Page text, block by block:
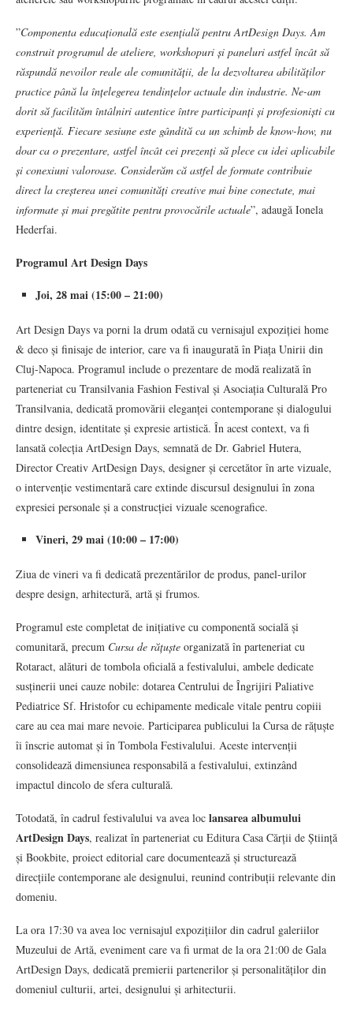
”Componenta educațională este esențială pentru ArtDesign Days. Am
construit programul de ateliere, workshopuri și paneluri astfel încât să
răspundă nevoilor reale ale comunității, de la dezvoltarea abilităților
practice până la înțelegerea tendințelor actuale din industrie. Ne-am
dorit să facilităm întâlniri autentice între participanți și profesioniști cu
experiență. Fiecare sesiune este gândită ca un schimb de know-how, nu
doar ca o prezentare, astfel încât cei prezenți să plece cu idei aplicabile
și conexiuni valoroase. Considerăm că astfel de formate contribuie
direct la creșterea unei comunități creative mai bine conectate, mai
informate și mai pregătite pentru provocările actuale”, adaugă Ionela
Hederfai.
Programul Art Design Days
Joi, 28 mai (15:00 – 21:00)
Art Design Days va porni la drum odată cu vernisajul expoziției home
& deco și finisaje de interior, care va fi inaugurată în Piața Unirii din
Cluj-Napoca. Programul include o prezentare de modă realizată în
parteneriat cu Transilvania Fashion Festival și Asociația Culturală Pro
Transilvania, dedicată promovării eleganței contemporane și dialogului
dintre design, identitate și expresie artistică. În acest context, va fi
lansată colecția ArtDesign Days, semnată de Dr. Gabriel Hutera,
Director Creativ ArtDesign Days, designer și cercetător în arte vizuale,
o intervenție vestimentară care extinde discursul designului în zona
expresiei personale și a construcției vizuale scenografice.
Vineri, 29 mai (10:00 – 17:00)
Ziua de vineri va fi dedicată prezentărilor de produs, panel-urilor
despre design, arhitectură, artă și frumos.
Programul este completat de inițiative cu componentă socială și
comunitară, precum Cursa de rățuște organizată în parteneriat cu
Rotaract, alături de tombola oficială a festivalului, ambele dedicate
susținerii unei cauze nobile: dotarea Centrului de Îngrijiri Paliative
Pediatrice Sf. Hristofor cu echipamente medicale vitale pentru copiii
care au cea mai mare nevoie. Participarea publicului la Cursa de rățuște
îi înscrie automat și în Tombola Festivalului. Aceste intervenții
consolidează dimensiunea responsabilă a festivalului, extinzând
impactul dincolo de sfera culturală.
Totodată, în cadrul festivalului va avea loc lansarea albumului
ArtDesign Days, realizat în parteneriat cu Editura Casa Cărții de Știință
și Bookbite, proiect editorial care documentează și structurează
direcțiile contemporane ale designului, reunind contribuții relevante din
domeniu.
La ora 17:30 va avea loc vernisajul expozițiilor din cadrul galeriilor
Muzeului de Artă, eveniment care va fi urmat de la ora 21:00 de Gala
ArtDesign Days, dedicată premierii partenerilor și personalităților din
domeniul culturii, artei, designului și arhitecturii.